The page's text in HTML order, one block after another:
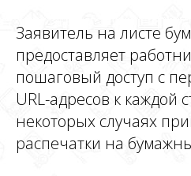
Заявитель на листе
предоставляет
пошаговый доступ с
URL-адресов к каждой
некоторых случаях
распечатки на